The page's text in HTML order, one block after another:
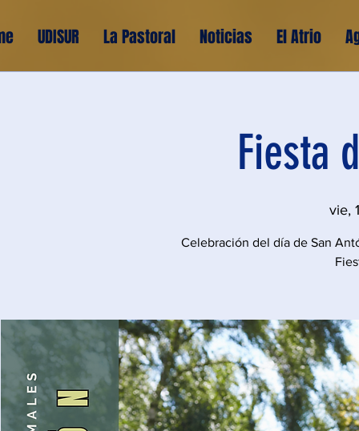
UDISUR La Pastoral Noticias El Atrio
Fiesta
vie,
Celebración del día de San